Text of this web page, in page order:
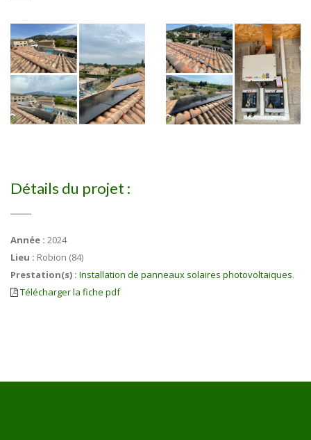
Détails du projet :
Année : 2024
Lieu : Robion (84)
Prestation(s) : Installation de panneaux solaires photovoltaiques.
Télécharger la fiche pdf